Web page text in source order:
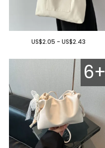
US$2.05 - US$2.43
6+